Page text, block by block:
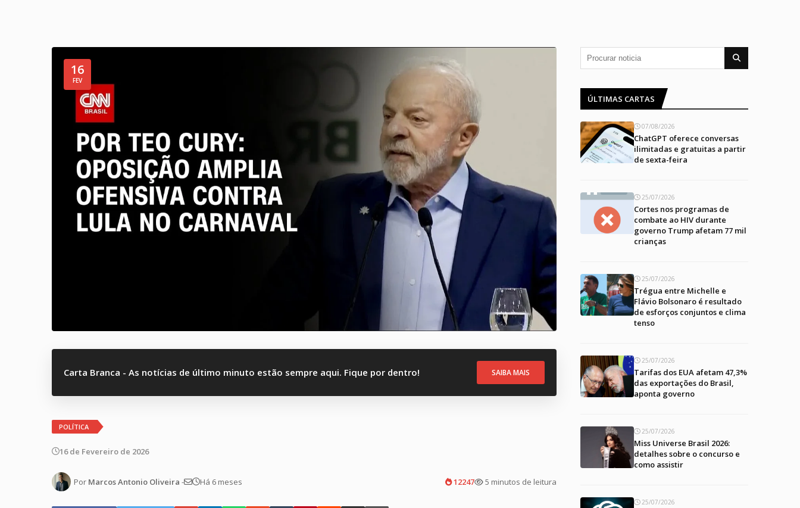
16
FEV
Carta Branca - As notícias de último minuto estão sempre aqui. Fique por dentro! SAIBA MAIS
POLÍTICA
16 de Fevereiro de 2026
Por Marcos Antonio Oliveira - Há 6 meses 12247 5 minutos de leitura
ÚLTIMAS CARTAS
07/08/2026
ChatGPT oferece conversas
ilimitadas e gratuitas a partir
de sexta-feira
25/07/2026
Cortes nos programas de
combate ao HIV durante
governo Trump afetam 77 mil
crianças
25/07/2026
Trégua entre Michelle e
Flávio Bolsonaro é resultado
de esforços conjuntos e clima
tenso
25/07/2026
Tarifas dos EUA afetam 47,3%
das exportações do Brasil,
aponta governo
25/07/2026
Miss Universe Brasil 2026:
detalhes sobre o concurso e
como assistir
25/07/2026